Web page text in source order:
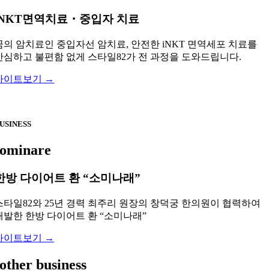
면역치료・중입자 치료
의 암치료인 중입자선 암치료, 안전한 iNKT 면역세포 치료를
심하고 불편함 없게 스타일82가 전 과정을 도와드립니다.
이트보기 →
방 다이어트 환 “소미나래”
타일82와 25년 경력 최주리 원장의 창덕궁 한의원이 협력하여
발한 한방 다이어트 환 “소미나래”
이트보기 →
other business